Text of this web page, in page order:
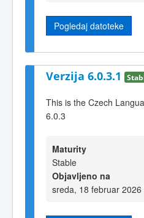
Pogledaj datoteke
Verzija 6.0.3.1
This is the Czech
6.0.3
Maturity
Stable
Objavljeno na
sreda, 18 februar 2026